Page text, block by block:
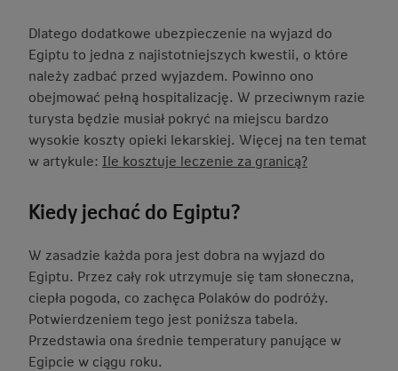
Dlatego dodatkowe ubezpieczenie na wyjazd do
Egiptu to jedna z najistotniejszych kwestii, o które
należy zadbać przed wyjazdem. Powinno ono
obejmować pełną hospitalizację. W przeciwnym razie
turysta będzie musiał pokryć na miejscu bardzo
wysokie koszty opieki lekarskiej. Więcej na ten temat
w artykule: Ile kosztuje leczenie za granicą?
Kiedy jechać do Egiptu?
W zasadzie każda pora jest dobra na wyjazd do
Egiptu. Przez cały rok utrzymuje się tam słoneczna,
ciepła pogoda, co zachęca Polaków do podróży.
Potwierdzeniem tego jest poniższa tabela.
Przedstawia ona średnie temperatury panujące w
Egipcie w ciągu roku.